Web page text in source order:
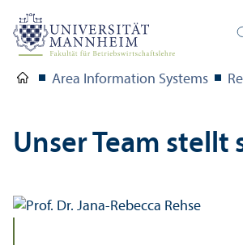
Area Information Systems
Unser Team stellt